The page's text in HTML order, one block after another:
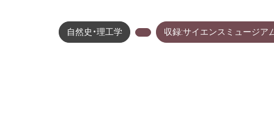
自然史・理工学 収録:サイエンスミュージア